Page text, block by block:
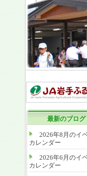
最新のブログ
2026年8月のイ
カレンダー
2026年6月のイ
カレンダー